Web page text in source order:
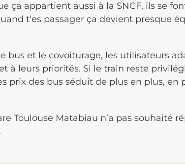
ça appartient aussi à la SNCF, ils se
t’es passager ça devient presque
bus et le covoiturage, les utilisateurs
à leurs priorités. Si le train reste
prix des bus séduit de plus en plus,
Toulouse Matabiau n’a pas souhaité